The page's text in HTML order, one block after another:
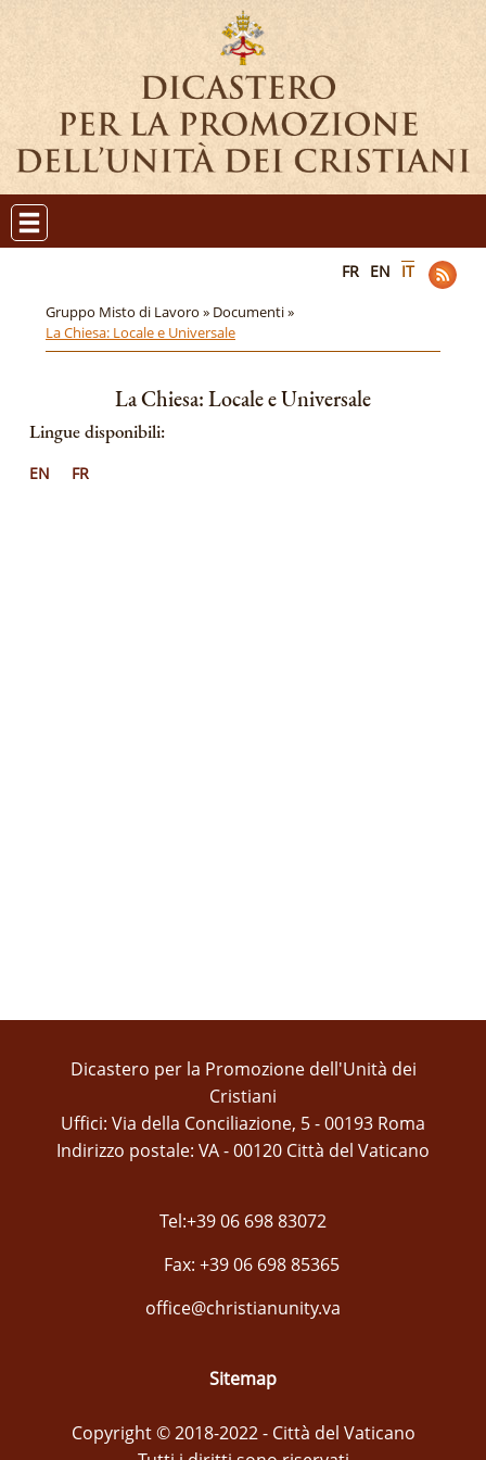
FR EN IT
Gruppo Misto di Lavoro » Documenti »
La Chiesa: Locale e Universale
La Chiesa: Locale e Universale
Lingue disponibili:
EN FR
Dicastero per la Promozione dell'Unità dei
Cristiani
Uffici: Via della Conciliazione, 5 - 00193 Roma
Indirizzo postale: VA - 00120 Città del Vaticano
Tel:+39 06 698 83072
Fax: +39 06 698 85365
office@christianunity.va
Sitemap
Copyright © 2018-2022 - Città del Vaticano